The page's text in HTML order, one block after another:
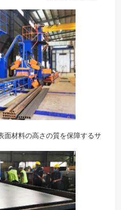
送信
面材料の高さの質を保障するサ